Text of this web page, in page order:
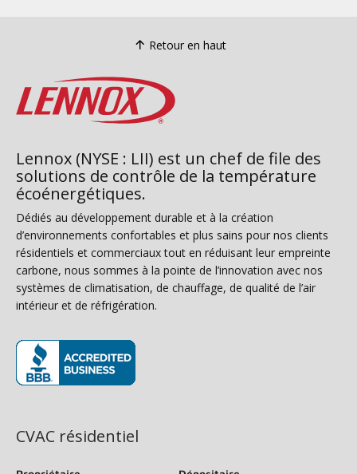
Retour en haut
Lennox (NYSE : LII) est un chef de file des
solutions de contrôle de la température
écoénergétiques.
Dédiés au développement durable et à la création
d’environnements confortables et plus sains pour nos clients
résidentiels et commerciaux tout en réduisant leur empreinte
carbone, nous sommes à la pointe de l’innovation avec nos
systèmes de climatisation, de chauffage, de qualité de l’air
intérieur et de réfrigération.
CVAC résidentiel